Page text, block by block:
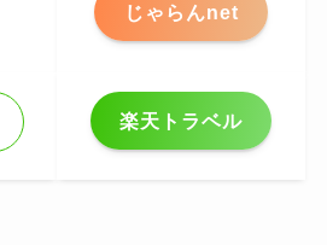
じゃらんnet
楽天トラベル